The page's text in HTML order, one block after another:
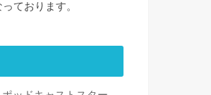
ております。